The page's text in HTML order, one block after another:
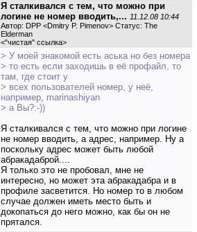
Я сталкивался с тем, что можно при
логине не номер вводить,... 11.12.08 10:44
Автор: DPP <Dmitry P. Pimenov> Статус: The
Elderman
<"чистая" ссылка>
> У моей знакомой есть аська но без номера
> то есть если заходишь в её профайл, то
там, где стоит у
> всех пользователей номер, у неё,
например, marinashiyan
> а Вы?:-))
Я сталкивался с тем, что можно при логине
не номер вводить, а адрес, например. Ну а
поскольку адрес может быть любой
абракадаброй....
Я только это не пробовал, мне не
интересно, но может эта абракадабра и в
профиле засветится. Но номер то в любом
случае должен иметь место быть и
докопаться до него можно, как бы он не
прятался.